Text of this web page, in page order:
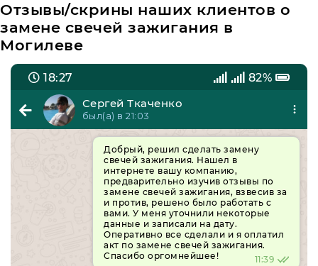
Отзывы/скрины наших клиентов о
замене свечей зажигания в
Могилеве
18:27
82%
Сергей Ткаченко
был(а) в 21:03
Добрый, решил сделать замену
свечей зажигания. Нашел в
интернете вашу компанию,
предварительно изучив отзывы по
замене свечей зажигания, взвесив за
и против, решено было работать с
вами. У меня уточнили некоторые
данные и записали на дату.
Оперативно все сделали и я оплатил
акт по замене свечей зажигания.
Спасибо оргомнейшее!
11:39